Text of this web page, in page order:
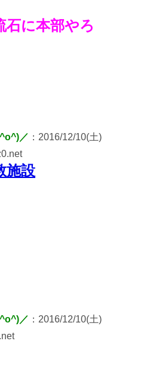
石に本部やろ
／ ：2016/12/10(土)
施設
／ ：2016/12/10(土)